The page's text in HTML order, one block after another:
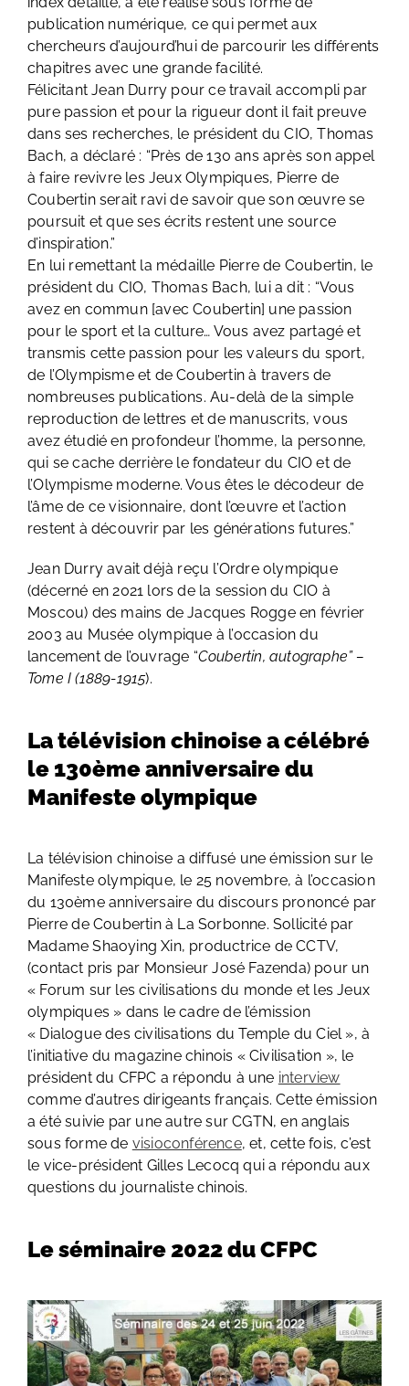
publication numérique, ce qui permet aux
chercheurs d’aujourd’hui de parcourir les différents
chapitres avec une grande facilité.
Félicitant Jean Durry pour ce travail accompli par
pure passion et pour la rigueur dont il fait preuve
dans ses recherches, le président du CIO, Thomas
Bach, a déclaré : “Près de 130 ans après son appel
à faire revivre les Jeux Olympiques, Pierre de
Coubertin serait ravi de savoir que son œuvre se
poursuit et que ses écrits restent une source
d’inspiration.”
En lui remettant la médaille Pierre de Coubertin, le
président du CIO, Thomas Bach, lui a dit : “Vous
avez en commun [avec Coubertin] une passion
pour le sport et la culture… Vous avez partagé et
transmis cette passion pour les valeurs du sport,
de l’Olympisme et de Coubertin à travers de
nombreuses publications. Au-delà de la simple
reproduction de lettres et de manuscrits, vous
avez étudié en profondeur l’homme, la personne,
qui se cache derrière le fondateur du CIO et de
l’Olympisme moderne. Vous êtes le décodeur de
l’âme de ce visionnaire, dont l’œuvre et l’action
restent à découvrir par les générations futures.”
Jean Durry avait déjà reçu l’Ordre olympique
(décerné en 2021 lors de la session du CIO à
Moscou) des mains de Jacques Rogge en février
2003 au Musée olympique à l’occasion du
lancement de l’ouvrage “Coubertin, autographe” –
Tome I (1889-1915).
La télévision chinoise a célébré
le 130ème anniversaire du
Manifeste olympique
La télévision chinoise a diffusé une émission sur le
Manifeste olympique, le 25 novembre, à l’occasion
du 130ème anniversaire du discours prononcé par
Pierre de Coubertin à La Sorbonne. Sollicité par
Madame Shaoying Xin, productrice de CCTV,
(contact pris par Monsieur José Fazenda) pour un
« Forum sur les civilisations du monde et les Jeux
olympiques » dans le cadre de l’émission
« Dialogue des civilisations du Temple du Ciel », à
l’initiative du magazine chinois « Civilisation », le
président du CFPC a répondu à une interview
comme d’autres dirigeants français. Cette émission
a été suivie par une autre sur CGTN, en anglais
sous forme de visioconférence, et, cette fois, c’est
le vice-président Gilles Lecocq qui a répondu aux
questions du journaliste chinois.
Le séminaire 2022 du CFPC